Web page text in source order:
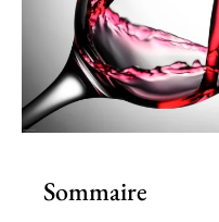
Sommaire